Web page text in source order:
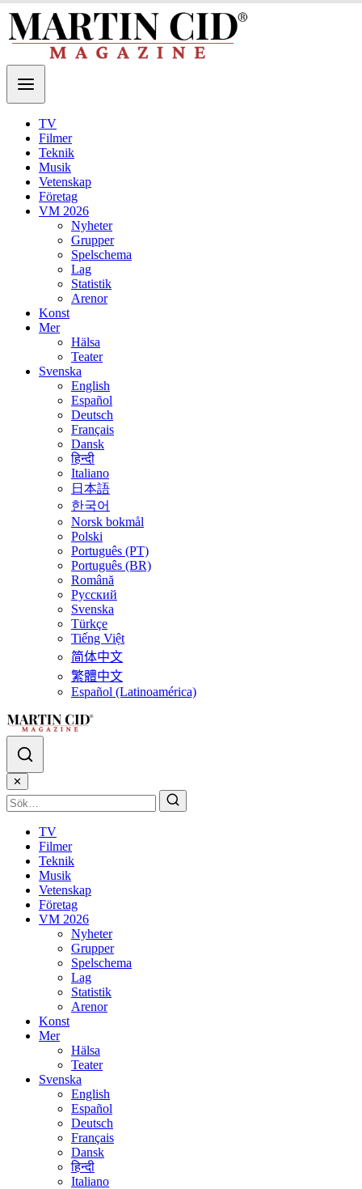
TV
Filmer
Teknik
Musik
Vetenskap
Företag
VM 2026
Nyheter
Grupper
Spelschema
Lag
Statistik
Arenor
Konst
Mer
Hälsa
Teater
Svenska
English
Español
Deutsch
Français
Dansk
हिन्दी
Italiano
日本語
한국어
Norsk bokmål
Polski
Português (PT)
Português (BR)
Română
Русский
Svenska
Türkçe
Tiếng Việt
简体中文
繁體中文
Español (Latinoamérica)
✕
TV
Filmer
Teknik
Musik
Vetenskap
Företag
VM 2026
Nyheter
Grupper
Spelschema
Lag
Statistik
Arenor
Konst
Mer
Hälsa
Teater
Svenska
English
Español
Deutsch
Français
Dansk
हिन्दी
Italiano